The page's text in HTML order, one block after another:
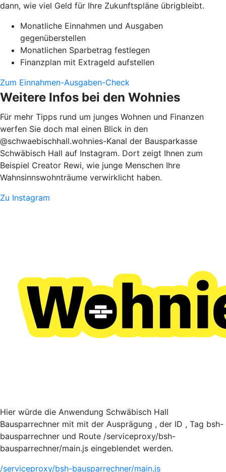
dann, wie viel Geld für Ihre Zukunftspläne übrigbleibt.
Monatliche Einnahmen und Ausgaben
gegenüberstellen
Monatlichen Sparbetrag festlegen
Finanzplan mit Extrageld aufstellen
Zum Einnahmen-Ausgaben-Check
Weitere Infos bei den Wohnies
Für mehr Tipps rund um junges Wohnen und Finanzen
werfen Sie doch mal einen Blick in den
@schwaebischhall.wohnies-Kanal der Bausparkasse
Schwäbisch Hall auf Instagram. Dort zeigt Ihnen zum
Beispiel Creator Rewi, wie junge Menschen Ihre
Wahnsinnswohnträume verwirklicht haben.
Zu Instagram
Hier würde die Anwendung Schwäbisch Hall
Bausparrechner mit mit der Ausprägung , der ID , Tag bsh-
bausparrechner und Route /serviceproxy/bsh-
bausparrechner/main.js eingeblendet werden.
/serviceproxy/bsh-bausparrechner/main.js